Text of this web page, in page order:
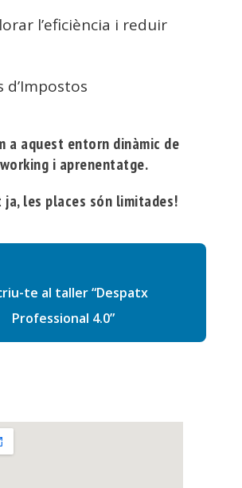
l’eficiència i reduir
d’Impostos
a aquest entorn dinàmic de
i aprenentatge.
ja, les places són limitades!
te al taller “Despatx
Professional 4.0”